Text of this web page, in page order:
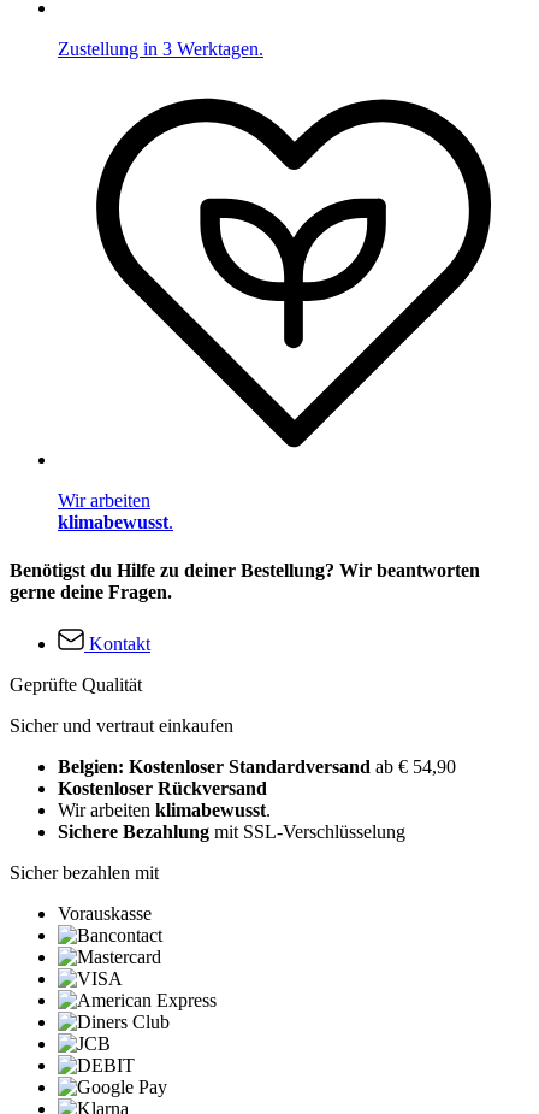
Zustellung in 3 Werktagen.
Wir arbeiten
klimabewusst.
Benötigst du Hilfe zu deiner Bestellung? Wir beantworten
gerne deine Fragen.
Kontakt
Geprüfte Qualität
Sicher und vertraut einkaufen
Belgien: Kostenloser Standardversand ab € 54,90
Kostenloser Rückversand
Wir arbeiten klimabewusst.
Sichere Bezahlung mit SSL-Verschlüsselung
Sicher bezahlen mit
Vorauskasse